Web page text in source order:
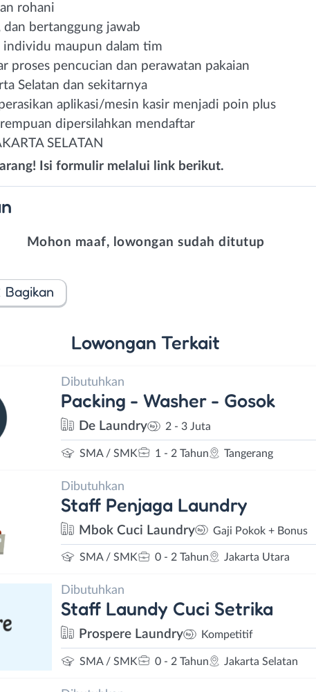
rohani
dan bertanggung jawab
individu maupun dalam tim
proses pencucian dan perawatan pakaian
Selatan dan sekitarnya
aplikasi/mesin kasir menjadi poin plus
dipersilahkan mendaftar
SELATAN
Isi formulir melalui link berikut.
Mohon maaf, lowongan sudah ditutup
Bagikan
Lowongan Terkait
Dibutuhkan
Packing - Washer - Gosok
De Laundry 2 - 3 Juta
SMA / SMK 1 - 2 Tahun Tangerang
Dibutuhkan
Staff Penjaga Laundry
Mbok Cuci Laundry Gaji Pokok + Bonus
SMA / SMK 0 - 2 Tahun Jakarta Utara
Dibutuhkan
Staff Laundy Cuci Setrika
Prospere Laundry Kompetitif
SMA / SMK 0 - 2 Tahun Jakarta Selatan